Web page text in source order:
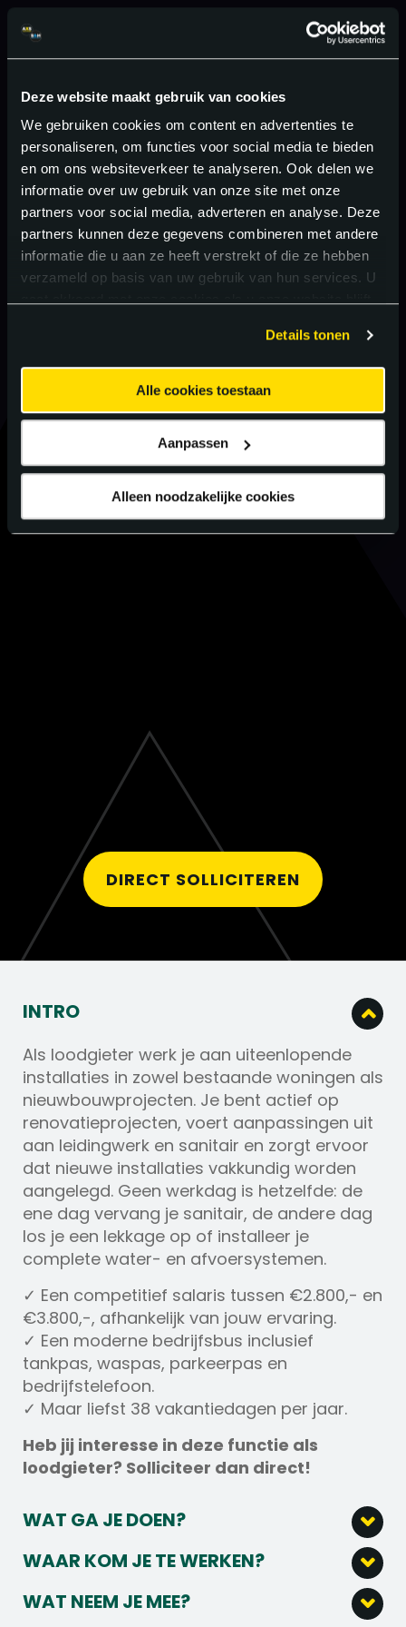
Deze website maakt gebruik van cookies
We gebruiken cookies om content en advertenties te
personaliseren, om functies voor social media te bieden
en om ons websiteverkeer te analyseren. Ook delen we
informatie over uw gebruik van onze site met onze
partners voor social media, adverteren en analyse. Deze
partners kunnen deze gegevens combineren met andere
informatie die u aan ze heeft verstrekt of die ze hebben
verzameld op basis van uw gebruik van hun services. U
Details tonen
Alle cookies toestaan
Aanpassen
Alleen noodzakelijke cookies
DIRECT SOLLICITEREN
INTRO
Als loodgieter werk je aan uiteenlopende
installaties in zowel bestaande woningen als
nieuwbouwprojecten. Je bent actief op
renovatieprojecten, voert aanpassingen uit
aan leidingwerk en sanitair en zorgt ervoor
dat nieuwe installaties vakkundig worden
aangelegd. Geen werkdag is hetzelfde: de
ene dag vervang je sanitair, de andere dag
los je een lekkage op of installeer je
complete water- en afvoersystemen.
✓ Een competitief salaris tussen €2.800,- en
€3.800,-, afhankelijk van jouw ervaring.
✓ Een moderne bedrijfsbus inclusief
tankpas, waspas, parkeerpas en
bedrijfstelefoon.
✓ Maar liefst 38 vakantiedagen per jaar.
Heb jij interesse in deze functie als
loodgieter? Solliciteer dan direct!
WAT GA JE DOEN?
Installeren, vervangen en aansluiten van
waterleidingen, afvoeren, sanitair en
verwarmingsinstallaties in woningen.
Als loodgieter voer je
WAAR KOM JE TE WERKEN?
Je gaat aan de slag binnen een betrokken
organisatie waar een persoonlijke werksfeer
WAT NEEM JE MEE?